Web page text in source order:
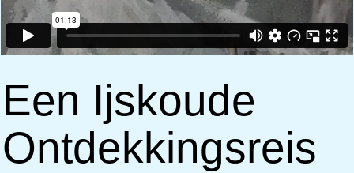
Een Ijskoude
Ontdekkingsreis